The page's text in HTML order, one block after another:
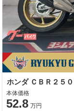
本体価格
52.8 万円